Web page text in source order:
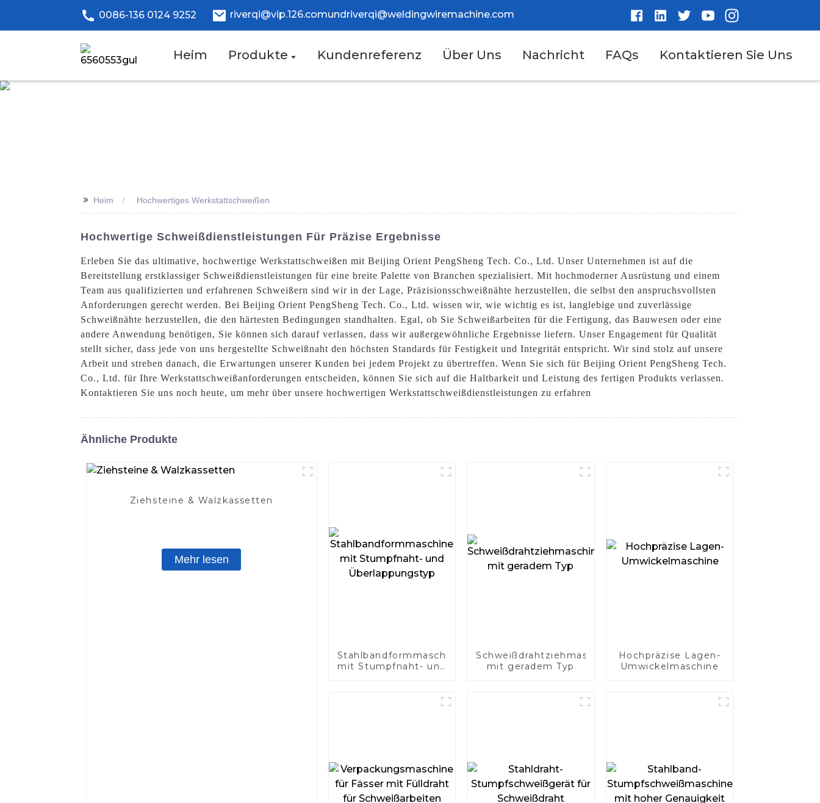
0086-136 0124 9252 riverqi@vip.126.comund riverqi@weldingwiremachine.com
Heim Produkte Kundenreferenz Über Uns Nachricht FAQs Kontaktieren Sie Uns
>> Heim Hochwertiges Werkstattschweißen
Hochwertige Schweißdienstleistungen Für Präzise Ergebnisse
Erleben Sie das ultimative, hochwertige Werkstattschweißen mit Beijing Orient PengSheng Tech. Co., Ltd. Unser Unternehmen ist auf die
Bereitstellung erstklassiger Schweißdienstleistungen für eine breite Palette von Branchen spezialisiert. Mit hochmoderner Ausrüstung und einem
Team aus qualifizierten und erfahrenen Schweißern sind wir in der Lage, Präzisionsschweißnähte herzustellen, die selbst den anspruchsvollsten
Anforderungen gerecht werden. Bei Beijing Orient PengSheng Tech. Co., Ltd. wissen wir, wie wichtig es ist, langlebige und zuverlässige
Schweißnähte herzustellen, die den härtesten Bedingungen standhalten. Egal, ob Sie Schweißarbeiten für die Fertigung, das Bauwesen oder eine
andere Anwendung benötigen, Sie können sich darauf verlassen, dass wir außergewöhnliche Ergebnisse liefern. Unser Engagement für Qualität
stellt sicher, dass jede von uns hergestellte Schweißnaht den höchsten Standards für Festigkeit und Integrität entspricht. Wir sind stolz auf unsere
Arbeit und streben danach, die Erwartungen unserer Kunden bei jedem Projekt zu übertreffen. Wenn Sie sich für Beijing Orient PengSheng Tech.
Co., Ltd. für Ihre Werkstattschweißanforderungen entscheiden, können Sie sich auf die Haltbarkeit und Leistung des fertigen Produkts verlassen.
Kontaktieren Sie uns noch heute, um mehr über unsere hochwertigen Werkstattschweißdienstleistungen zu erfahren
Ähnliche Produkte
Ziehsteine ​​& Walzkassetten
Mehr lesen
Stahlbandformmaschine
mit Stumpfnaht- und
Schweißdrahtziehmaschine
mit geradem Typ
Hochpräzise Lagen-
Umwickelmaschine